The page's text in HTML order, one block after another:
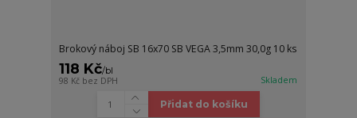
Brokový náboj SB 16x70 SB VEGA 3,5mm 30,0g 10 ks
118 Kč/bl
98 Kč bez DPH Skladem
Přidat do košíku